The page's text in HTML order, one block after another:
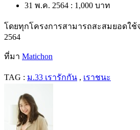
31 พ.ค. 2564 : 1,000 บาท
โดยทุกโครงการสามารถสะสมยอดใช้
2564
ที่มา Matichon
TAG : ม.33 เรารักกัน , เราชนะ